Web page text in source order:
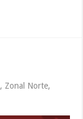
, Zonal Norte,